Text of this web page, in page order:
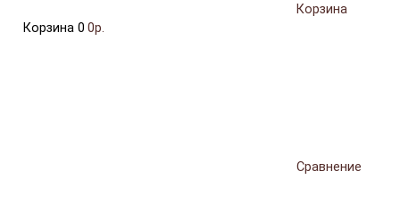
Корзина
Корзина 0 0р.
Сравнение